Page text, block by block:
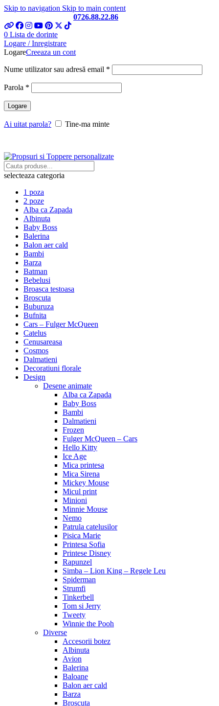
Skip to navigation Skip to main content
0726.88.22.86
0 Lista de dorinte
Logare / Inregistrare
LogareCreeaza un cont
Nume utilizator sau adresă email *
Parola *
Logare
Ai uitat parola? Tine-ma minte
selecteaza categoria
1 poza
2 poze
Alba ca Zapada
Albinuta
Baby Boss
Balerina
Balon aer cald
Bambi
Barza
Batman
Bebelusi
Broasca testoasa
Broscuta
Buburuza
Bufnita
Cars – Fulger McQueen
Catelus
Cenusareasa
Cosmos
Dalmatieni
Decoratiuni florale
Design
Desene animate
Alba ca Zapada
Baby Boss
Bambi
Dalmatieni
Frozen
Fulger McQueen – Cars
Hello Kitty
Ice Age
Mica printesa
Mica Sirena
Mickey Mouse
Micul print
Minioni
Minnie Mouse
Nemo
Patrula catelusilor
Pisica Marie
Printesa Sofia
Printese Disney
Rapunzel
Simba – Lion King – Regele Leu
Spiderman
Strumfi
Tinkerbell
Tom si Jerry
Tweety
Winnie the Pooh
Diverse
Accesorii botez
Albinuta
Avion
Balerina
Baloane
Balon aer cald
Barza
Broscuta